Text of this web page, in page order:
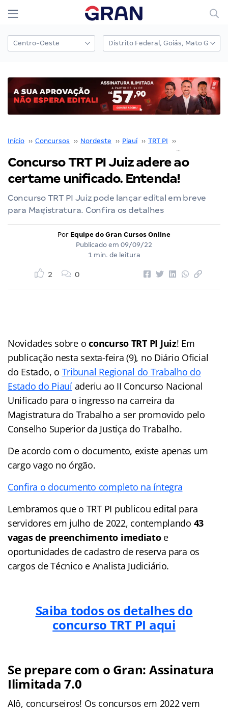
Início ›› Concursos ›› Nordeste ›› Piauí ›› TRT PI ››
Concurso TRT PI Juiz adere ao
certame unificado. Entenda!
Concurso TRT PI Juiz pode lançar edital em breve
para Magistratura. Confira os detalhes
Por Equipe do Gran Cursos Online
Publicado em 09/09/22
1 min. de leitura
2 0
Novidades sobre oconcurso TRT PI Juiz! Em
publicação nesta sexta-feira (9), no Diário Oficial
do Estado, o Tribunal Regional do Trabalho do
Estado do Piauíaderiu ao II Concurso Nacional
Unificado para o ingresso na carreira da
Magistratura do Trabalho a ser promovido pelo
Conselho Superior da Justiça do Trabalho.
De acordo com o documento, existe apenas um
cargo vago no órgão.
Confira o documento completo na íntegra
Lembramos que o TRT PI publicou edital para
servidores em julho de 2022, contemplando 43
vagas de preenchimento imediatoe
oportunidades de cadastro de reserva para os
cargos de Técnico e Analista Judiciário.
Saiba todos os detalhes do
concurso TRT PI aqui
Se prepare com o Gran: Assinatura
Ilimitada 7.0
Alô, concurseiros! Os concursos em 2022 vem